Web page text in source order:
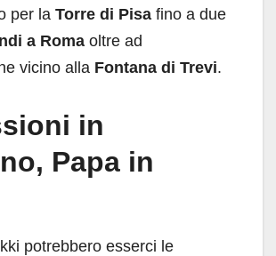
per la Torre di Pisa fino a due
a Roma oltre ad
vicino alla Fontana di Trevi.
in
Papa in
potrebbero esserci le